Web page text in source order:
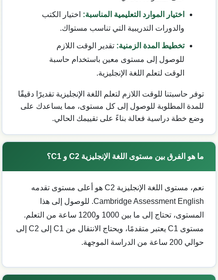
اختيار الموارد التعليمية المناسبة: اختيار الكتب
والدورات التدريبية التي تناسب مستواك.
تخطيط المدة الزمنية: تقدير الوقت اللازم
للوصول إلى مستوى معين باستخدام حاسبة
الوقت لتعلم اللغة الإنجليزية.
توفر حاسبتنا للوقت اللازم لتعلم اللغة الإنجليزية تقديرًا دقيقًا
للمدة المطلوبة للوصول إلى كل مستوى، مما يساعدك على
وضع خطة دراسية فعالة بناءً على تقييمك الحالي.
ما هو الفرق بين مستوى اللغة الإنجليزية C2 و C1؟
نعم، مستوى اللغة الإنجليزية C2 هو أعلى مستوى تقدمه
Cambridge Assessment English. للوصول إلى هذا
المستوى، تحتاج إلى ما بين 1000 و1200 ساعة من التعلم.
مستوى C1 يعتبر متقدمًا، ويحتاج الانتقال من C1 إلى C2 إلى
حوالي 200 ساعة من الدراسة الموجهة.